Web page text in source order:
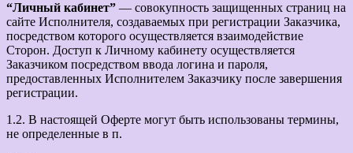
“Личный кабинет” — совокупность защищенных страниц на
сайте Исполнителя, создаваемых при регистрации Заказчика,
посредством которого осуществляется взаимодействие
Сторон. Доступ к Личному кабинету осуществляется
Заказчиком посредством ввода логина и пароля,
предоставленных Исполнителем Заказчику после завершения
регистрации.
1.2. В настоящей Оферте могут быть использованы термины,
не определенные в п.